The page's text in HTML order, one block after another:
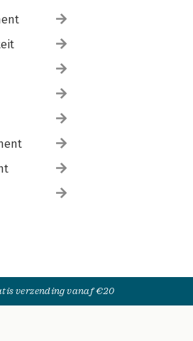
verzending vanaf €20